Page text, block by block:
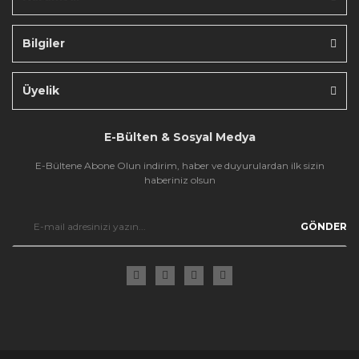
Bilgiler
Üyelik
E-Bülten & Sosyal Medya
E-Bültene Abone Olun indirim, haber ve duyurulardan ilk sizin
haberiniz olsun
GÖNDER